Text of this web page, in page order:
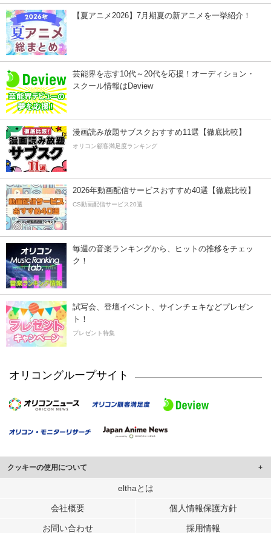
【夏アニメ2026】7月期夏の新アニメを一挙紹介！
芸能界を志す10代～20代を応援！オーディション・
スクール情報はDeview
漫画読み放題サブスクおすすめ11選【徹底比較】
オリコン顧客満足度ランキング
2026年動画配信サービスおすすめ40選【徹底比較】
CS動画配信サービス20選
毎週の音楽ランキングから、ヒットの推移をチェッ
ク！
試写会、登壇イベント、サインチェキなどプレゼン
ト！
プレゼント特集
オリコングループサイト
クッキーの使用について
このサイトでは Cookie を使用して、ユーザーに合わせたコンテンツや広告の
行っています。
メディアや広告配信、データ解析の各パートナーに提供しています。
elthaとは
会社概要 個人情報保護方針
お問い合わせ 採用情報